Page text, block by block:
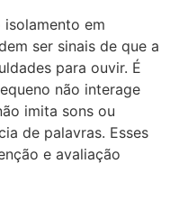
em
ser sinais de que a
para ouvir. É
não interage
imita sons ou
de palavras. Esses
e avaliação